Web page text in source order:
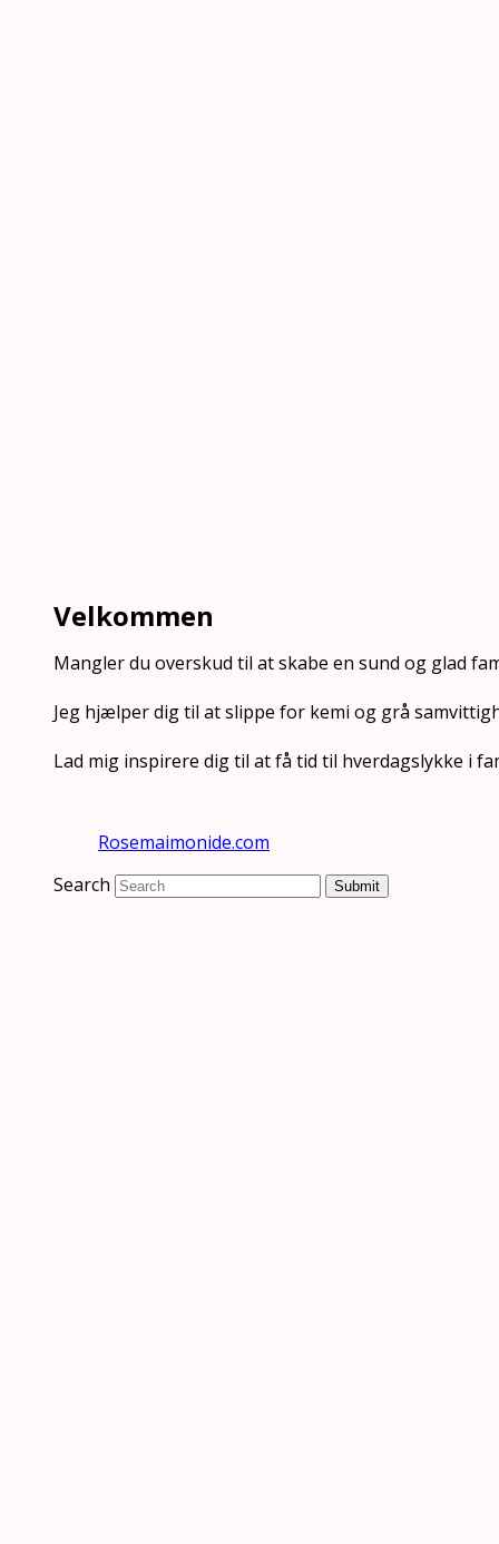
Velkommen
Mangler du overskud til at skabe en sund og glad
Jeg hjælper dig til at slippe for kemi og grå
Lad mig inspirere dig til at få tid til hverdagslykke i
Rosemaimonide.com
Search
Submit